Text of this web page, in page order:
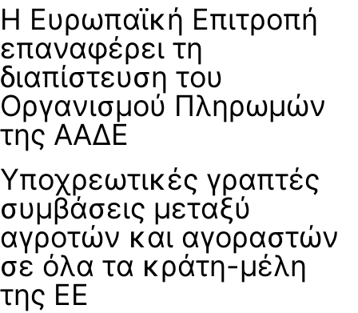
H Ευρωπαϊκή Επιτροπή
επαναφέρει τη
διαπίστευση του
Οργανισμού Πληρωμών
της ΑΑΔΕ
Υποχρεωτικές γραπτές
συμβάσεις μεταξύ
αγροτών και αγοραστών
σε όλα τα κράτη-μέλη
της ΕΕ